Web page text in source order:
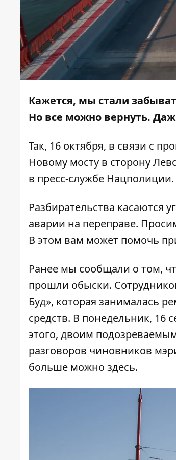
Кажется, мы стали
Но все можно вернуть.
Так, 16 октября, в связи с
Новому мосту в сторону
в пресс-службе
Разбирательства касаются
аварии на переправе.
В этом вам может помочь
Ранее мы сообщали о том,
прошли обыски.
Буд», которая занималась
средств. В понедельник, 16
этого, двоим
разговоров чиновников
больше можно здесь.